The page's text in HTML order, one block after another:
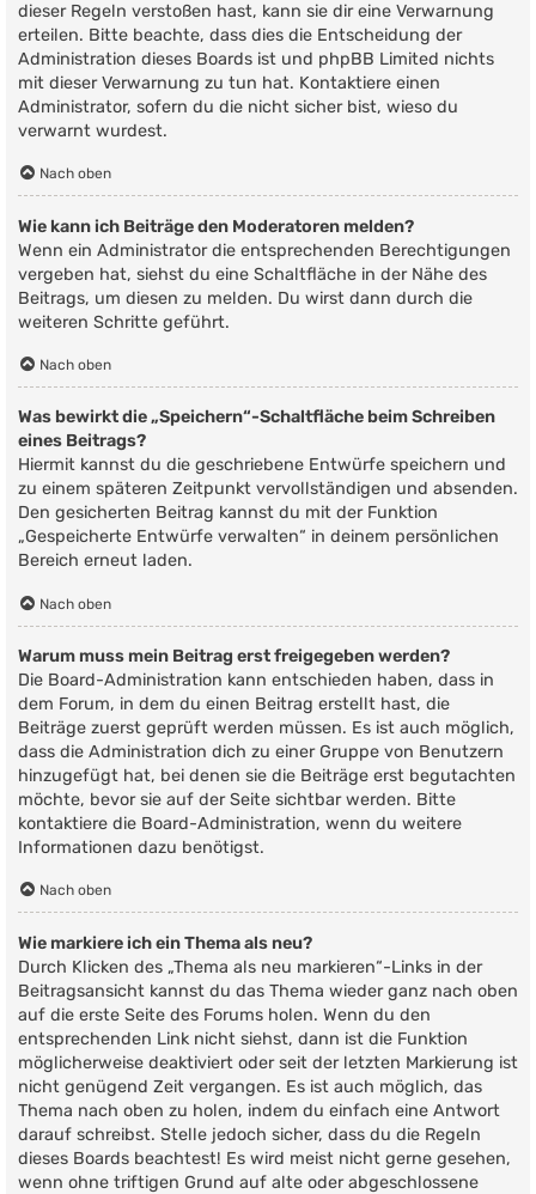
dieser Regeln verstoßen hast, kann sie dir eine Verwarnung
erteilen. Bitte beachte, dass dies die Entscheidung der
Administration dieses Boards ist und phpBB Limited nichts
mit dieser Verwarnung zu tun hat. Kontaktiere einen
Administrator, sofern du die nicht sicher bist, wieso du
verwarnt wurdest.
Nach oben
Wie kann ich Beiträge den Moderatoren melden?
Wenn ein Administrator die entsprechenden Berechtigungen
vergeben hat, siehst du eine Schaltfläche in der Nähe des
Beitrags, um diesen zu melden. Du wirst dann durch die
weiteren Schritte geführt.
Nach oben
Was bewirkt die „Speichern“-Schaltfläche beim Schreiben
eines Beitrags?
Hiermit kannst du die geschriebene Entwürfe speichern und
zu einem späteren Zeitpunkt vervollständigen und absenden.
Den gesicherten Beitrag kannst du mit der Funktion
„Gespeicherte Entwürfe verwalten“ in deinem persönlichen
Bereich erneut laden.
Nach oben
Warum muss mein Beitrag erst freigegeben werden?
Die Board-Administration kann entschieden haben, dass in
dem Forum, in dem du einen Beitrag erstellt hast, die
Beiträge zuerst geprüft werden müssen. Es ist auch möglich,
dass die Administration dich zu einer Gruppe von Benutzern
hinzugefügt hat, bei denen sie die Beiträge erst begutachten
möchte, bevor sie auf der Seite sichtbar werden. Bitte
kontaktiere die Board-Administration, wenn du weitere
Informationen dazu benötigst.
Nach oben
Wie markiere ich ein Thema als neu?
Durch Klicken des „Thema als neu markieren“-Links in der
Beitragsansicht kannst du das Thema wieder ganz nach oben
auf die erste Seite des Forums holen. Wenn du den
entsprechenden Link nicht siehst, dann ist die Funktion
möglicherweise deaktiviert oder seit der letzten Markierung ist
nicht genügend Zeit vergangen. Es ist auch möglich, das
Thema nach oben zu holen, indem du einfach eine Antwort
darauf schreibst. Stelle jedoch sicher, dass du die Regeln
dieses Boards beachtest! Es wird meist nicht gerne gesehen,
wenn ohne triftigen Grund auf alte oder abgeschlossene